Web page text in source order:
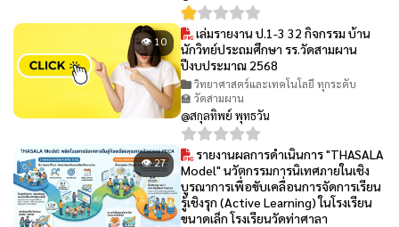
👁 10
เล่มรายงาน ป.1-3 32 กิจกรรม บ้าน
นักวิทย์ประถมศึกษา รร.วัดสามผาน
ปีงบประมาณ 2568
วิทยาศาสตร์และเทคโนโลยี ทุกระดับ
🏫 วัดสามผาน
@สกุลทิพย์ พุทธวัน
👁 27
รายงานผลการดำเนินการ "THASALA
Model" นวัตกรรมการนิเทศภายในเชิง
บูรณาการเพื่อขับเคลื่อนการจัดการเรียน
รู้เชิงรุก (Active Learning) ในโรงเรียน
ขนาดเล็ก โรงเรียนวัดท่าศาลา